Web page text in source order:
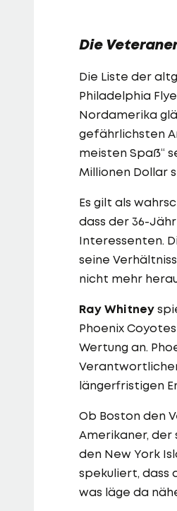
Die
Die Liste der
Philadelphia
Nordamerika
gefährlichsten
meisten Spaß“
Millionen Dollar
Es gilt als
dass der 36-
Interessenten.
seine
nicht mehr
Ray Whitney
Phoenix
Wertung an.
längerfristigen
Ob Boston den
Amerikaner, der
den New York
spekuliert, dass
was läge da